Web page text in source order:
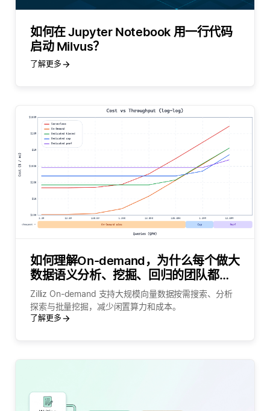
如何在 Jupyter Notebook 用一行代码
启动 Milvus？
了解更多
如何理解On-demand，为什么每个做大
数据语义分析、挖掘、回归的团队都需
要它？
Zilliz On-demand 支持大规模向量数据按需搜索、分析
探索与批量挖掘，减少闲置算力和成本。
了解更多